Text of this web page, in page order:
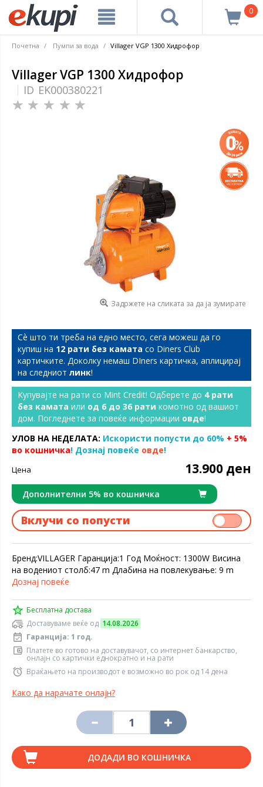
0
Почетна Пумпи за вода Villager VGP 1300 Хидрофор
Villager VGP 1300 Хидрофор
ID EK000380221
Задржете на сликата за да ја зумирате
Сѐ што ти треба на едно место, сега можеш да го
купиш на 12 рати без камата со Diners Club
картичките. Доколку немаш DIners картичка, аплицирај
на следниот линк!
Купувајте на рати со Mint Credit! Одберете до 4 рати
без камата или од 6 до 36 рати комотно од вашиот
дом. Погледнете за повеќе информации овде!
УЛОВ НА НЕДЕЛАТА: Искористи попусти до 60% + 5%
во кошничка! Дознај повеќе овде!
Цена 13.900 ден
Дополнителни 5% во кошничка
Вклучи со попусти
Бренд:VILLAGER Гаранција:1 Год Моќност: 1300W Висина
на водениот столб:47 m Длабина на повлекување: 9 m
Дознај повеќе
Бесплатна достава
Доставуваме веќе од 14.08.2026
Гаранција: 1 год.
Платете во готово на доставувачот, со интернет банкарство,
онлајн со картички еднократно и на рати
Враќањето на производот е возможно во рок од 14 дена
Како да нарачате онлајн?
ДОДАДИ ВО КОШНИЧКА